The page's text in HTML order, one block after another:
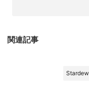
関連記事